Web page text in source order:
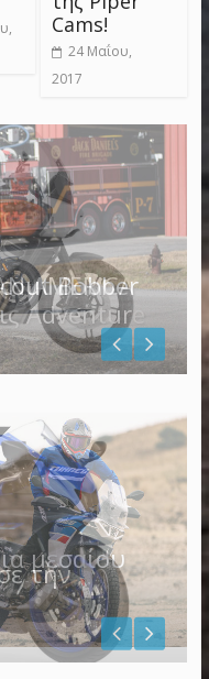
Cams!
24 Μαΐου,
2017
Bobber
την